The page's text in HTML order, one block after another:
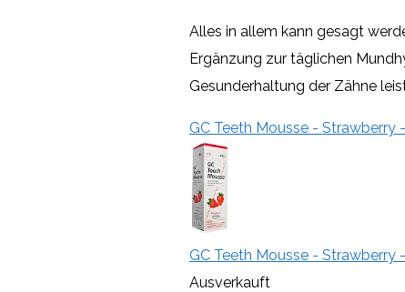
Alles in allem kann gesagt
Ergänzung zur täglichen
Gesunderhaltung der Zähne
GC Teeth Mousse -
GC Teeth Mousse -
Ausverkauft